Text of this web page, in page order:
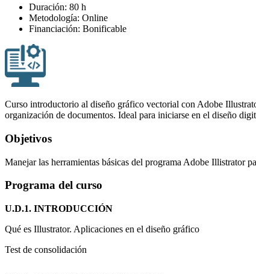
Duración: 80 h
Metodología: Online
Financiación: Bonificable
Curso introductorio al diseño gráfico vectorial con Adobe
organización de documentos. Ideal para iniciarse en el diseño
Objetivos
Manejar las herramientas básicas del programa Adobe Illistrator
Programa del curso
U.D.1. INTRODUCCIÓN
Qué es Illustrator. Aplicaciones en el diseño gráfico
Test de consolidación